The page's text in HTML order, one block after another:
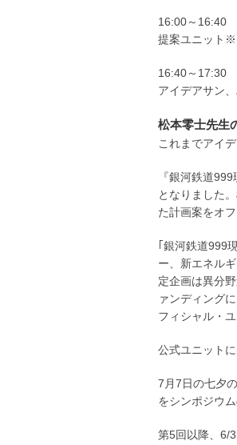
16:00～16:40
提案ユニット
16:40～17:30
アイデアサン
松本零士先生
これまでアイ
『銀河鉄道
となりました
た計画案をオ
｢銀河鉄道999
ー、新エネル
定企画は異分
ァンディング
フィシャル・
公式ユニット
7月7日の七夕
をシンポジウ
第5回以降、6/